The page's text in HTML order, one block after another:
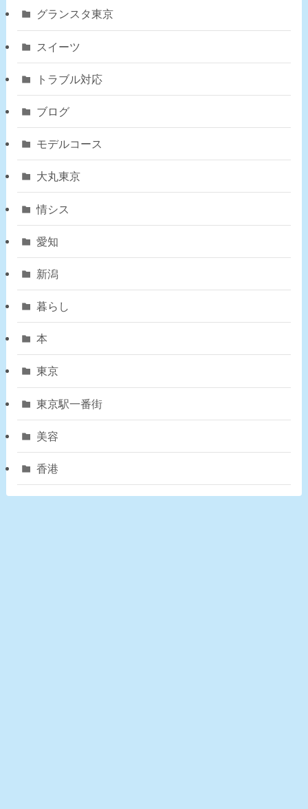
グランスタ東京
スイーツ
トラブル対応
ブログ
モデルコース
大丸東京
情シス
愛知
新潟
暮らし
本
東京
東京駅一番街
美容
香港